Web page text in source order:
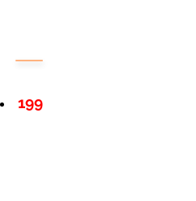
199